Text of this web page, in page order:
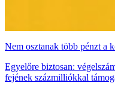
Nem osztanak több pénzt a
Egyelőre biztosan:
fejének százmilliókkal